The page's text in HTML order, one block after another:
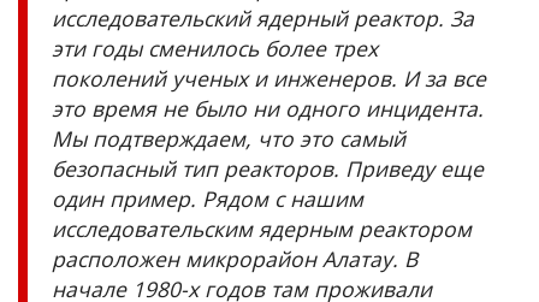
исследовательский ядерный реактор. За
эти годы сменилось более трех
поколений ученых и инженеров. И за все
это время не было ни одного инцидента.
Мы подтверждаем, что это самый
безопасный тип реакторов. Приведу еще
один пример. Рядом с нашим
исследовательским ядерным реактором
расположен микрорайон Алатау. В
начале 1980-х годов там проживали